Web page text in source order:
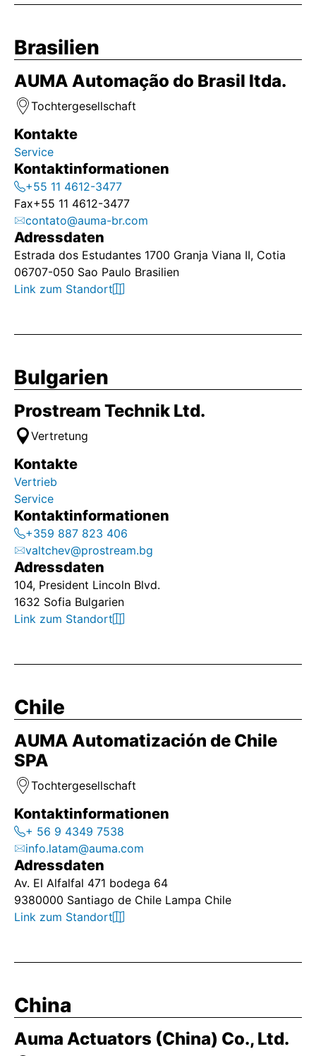
Brasilien
AUMA Automação do Brasil ltda.
Tochtergesellschaft
Kontakte
Service
Kontaktinformationen
+55 11 4612-3477
Fax+55 11 4612-3477
contato@auma-br.com
Adressdaten
Estrada dos Estudantes 1700 Granja Viana II, Cotia
06707-050 Sao Paulo Brasilien
Link zum Standort
Bulgarien
Prostream Technik Ltd.
Vertretung
Kontakte
Vertrieb
Service
Kontaktinformationen
+359 887 823 406
valtchev@prostream.bg
Adressdaten
104, President Lincoln Blvd.
1632 Sofia Bulgarien
Link zum Standort
Chile
AUMA Automatización de Chile
SPA
Tochtergesellschaft
Kontaktinformationen
+ 56 9 4349 7538
info.latam@auma.com
Adressdaten
Av. El Alfalfal 471 bodega 64
9380000 Santiago de Chile Lampa Chile
Link zum Standort
China
Auma Actuators (China) Co., Ltd.